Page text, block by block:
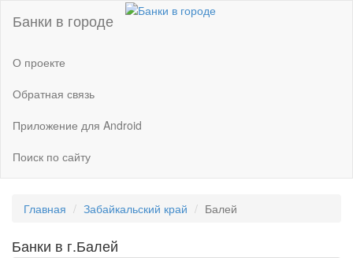
Банки в городе
О проекте
Обратная связь
Приложение для Android
Поиск по сайту
Главная Забайкальский край Балей
Банки в г.Балей